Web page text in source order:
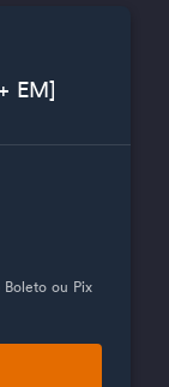
EM]
Boleto ou Pix